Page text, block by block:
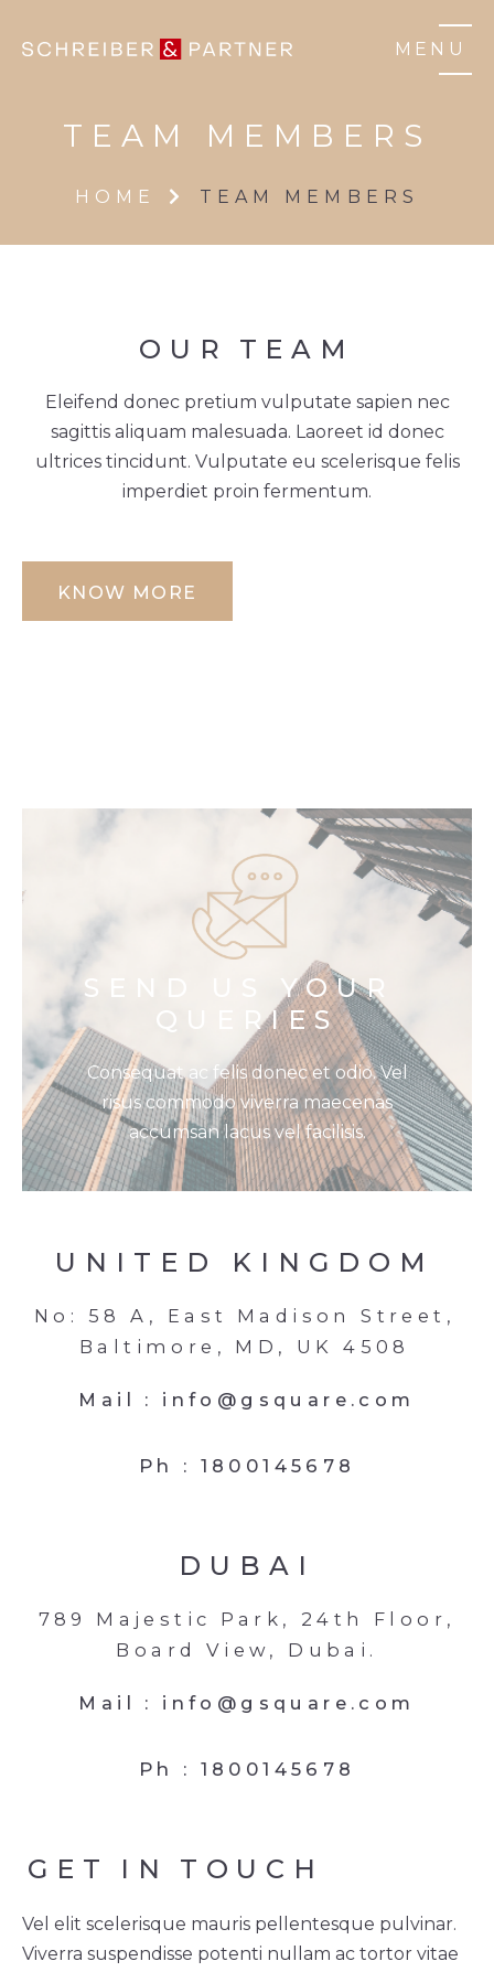
MENU
TEAM MEMBERS
HOME TEAM MEMBERS
OUR TEAM
Eleifend donec pretium vulputate sapien nec
sagittis aliquam malesuada. Laoreet id donec
ultrices tincidunt. Vulputate eu scelerisque felis
imperdiet proin fermentum.
KNOW MORE
SEND US YOUR
QUERIES
Consequat ac felis donec et odio. Vel
risus commodo viverra maecenas
accumsan lacus vel facilisis.
UNITED KINGDOM
No: 58 A, East Madison Street,
Baltimore, MD, UK 4508
Mail : info@gsquare.com
Ph : 1800145678
DUBAI
789 Majestic Park, 24th Floor,
Board View, Dubai.
Mail : info@gsquare.com
Ph : 1800145678
GET IN TOUCH
Vel elit scelerisque mauris pellentesque pulvinar.
Viverra suspendisse potenti nullam ac tortor vitae